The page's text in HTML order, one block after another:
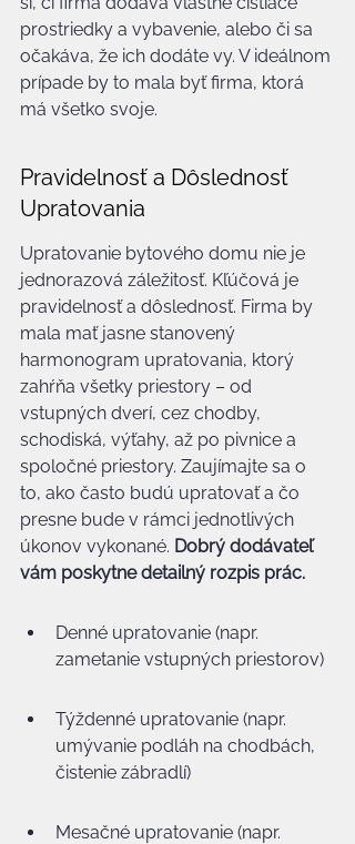
prostriedky a vybavenie, alebo či sa
očakáva, že ich dodáte vy. V ideálnom
prípade by to mala byť firma, ktorá
má všetko svoje.
Pravidelnosť a Dôslednosť
Upratovania
Upratovanie bytového domu nie je
jednorazová záležitosť. Kľúčová je
pravidelnosť a dôslednosť. Firma by
mala mať jasne stanovený
harmonogram upratovania, ktorý
zahŕňa všetky priestory – od
vstupných dverí, cez chodby,
schodiská, výťahy, až po pivnice a
spoločné priestory. Zaujímajte sa o
to, ako často budú upratovať a čo
presne bude v rámci jednotlivých
úkonov vykonané. Dobrý dodávateľ
vám poskytne detailný rozpis prác.
Denné upratovanie (napr.
zametanie vstupných priestorov)
Týždenné upratovanie (napr.
umývanie podláh na chodbách,
čistenie zábradlí)
Mesačné upratovanie (napr.